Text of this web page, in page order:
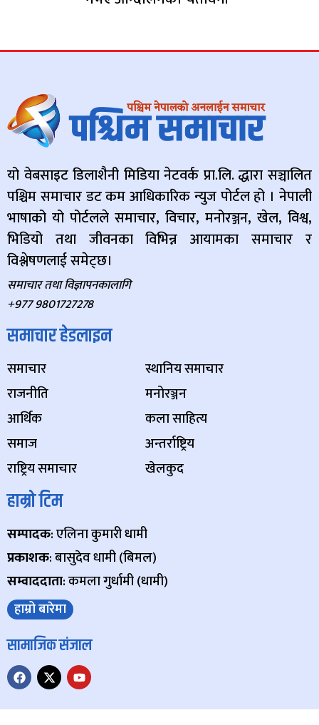
यो वेबसाइट डिलाशैनी मिडिया नेटवर्क प्रा.लि. द्धारा सञ्चालित
पश्चिम समाचार डट कम आधिकारिक न्युज पोर्टल हो । नेपाली
भाषाको यो पोर्टलले समाचार, विचार, मनोरञ्जन, खेल, विश्व,
भिडियो तथा जीवनका विभिन्न आयामका समाचार र
विश्लेषणलाई समेट्छ।
समाचार तथा विज्ञापनकालागि
+977 9801727278
समाचार हेडलाइन
समाचार
राजनीति
आर्थिक
समाज
राष्ट्रिय समाचार
स्थानिय समाचार
मनोरञ्जन
कला साहित्य
अन्तर्राष्ट्रिय
खेलकुद
हाम्रो टिम
सम्पादक: एलिना कुमारी धामी
प्रकाशक: बासुदेव धामी (बिमल)
सम्वाददाता: कमला गुर्धामी (धामी)
हाम्रो बारेमा
सामाजिक संजाल